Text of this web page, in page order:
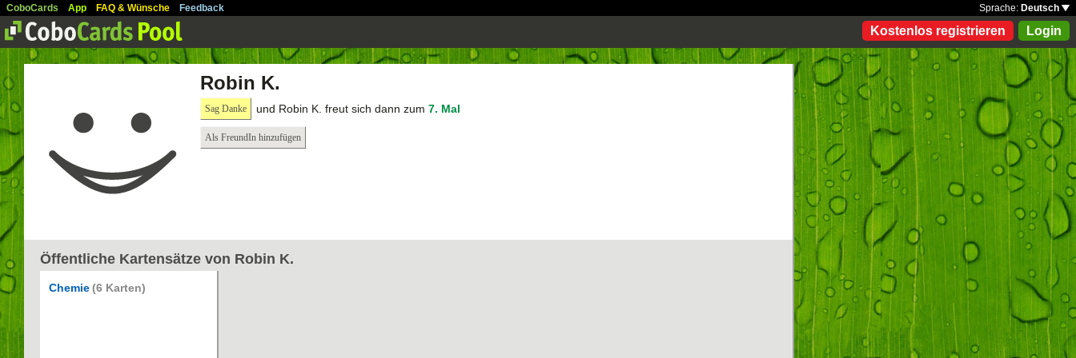
CoboCards App FAQ & Wünsche Feedback Sprache: Deutsch
Kostenlos registrieren Login
Robin K.
Sag Danke und Robin K. freut sich dann zum 7. Mal
Als FreundIn hinzufügen
Öffentliche Kartensätze von Robin K.
Chemie(6 Karten)